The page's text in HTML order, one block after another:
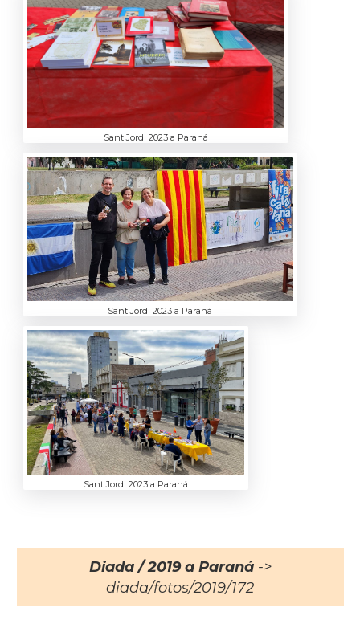
Sant Jordi 2023 a Paraná
Sant Jordi 2023 a Paraná
Sant Jordi 2023 a Paraná
Diada / 2019 a Paraná->
diada/fotos/2019/172